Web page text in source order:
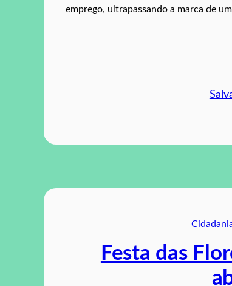
emprego, ultrapassando a marca de
Festa das